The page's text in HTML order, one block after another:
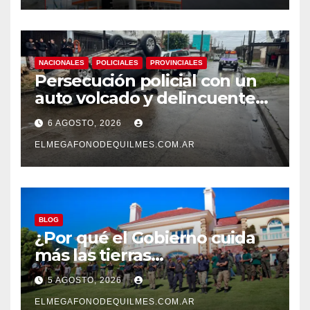
NACIONALES POLICIALES PROVINCIALES
Persecución policial con un
auto volcado y delincuentes
detenidos en San Francisco
Solano
6 AGOSTO, 2026
ELMEGAFONODEQUILMES.COM.AR
BLOG
¿Por qué el Gobierno cuida
más las tierras
extranjerizadas que el
patrimonio de todos los
5 AGOSTO, 2026
ELMEGAFONODEQUILMES.COM.AR